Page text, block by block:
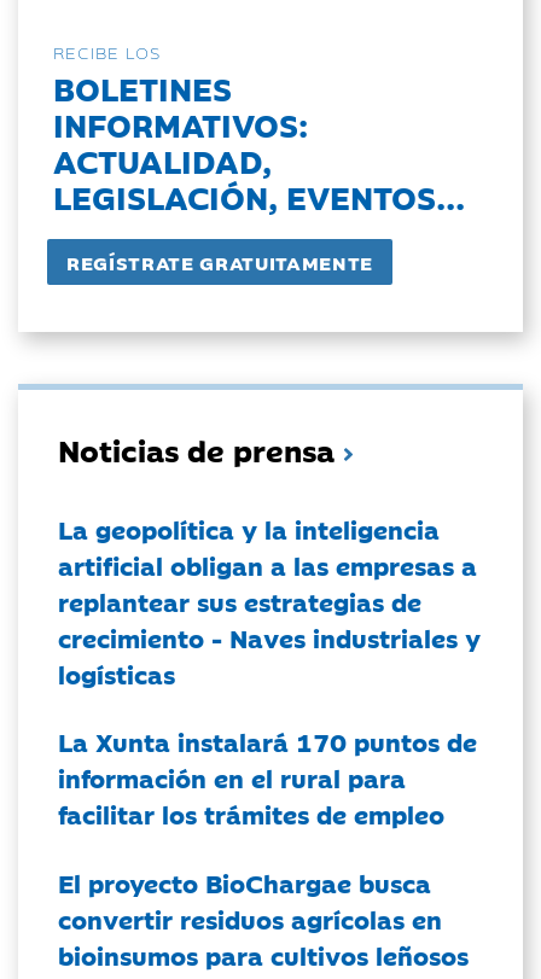
RECIBE LOS
BOLETINES
INFORMATIVOS:
ACTUALIDAD,
LEGISLACIÓN, EVENTOS...
Noticias de prensa
La geopolítica y la inteligencia
artificial obligan a las empresas a
replantear sus estrategias de
crecimiento - Naves industriales y
logísticas
La Xunta instalará 170 puntos de
información en el rural para
facilitar los trámites de empleo
El proyecto BioChargae busca
convertir residuos agrícolas en
bioinsumos para cultivos leñosos